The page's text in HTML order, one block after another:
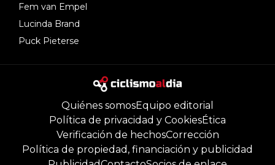
Fem van Empel
Lucinda Brand
Puck Pieterse
Quiénes somosEquipo editorial
Política de privacidad y CookiesÉtica
Verificación de hechosCorrección
Política de propiedad, financiación y publicidad